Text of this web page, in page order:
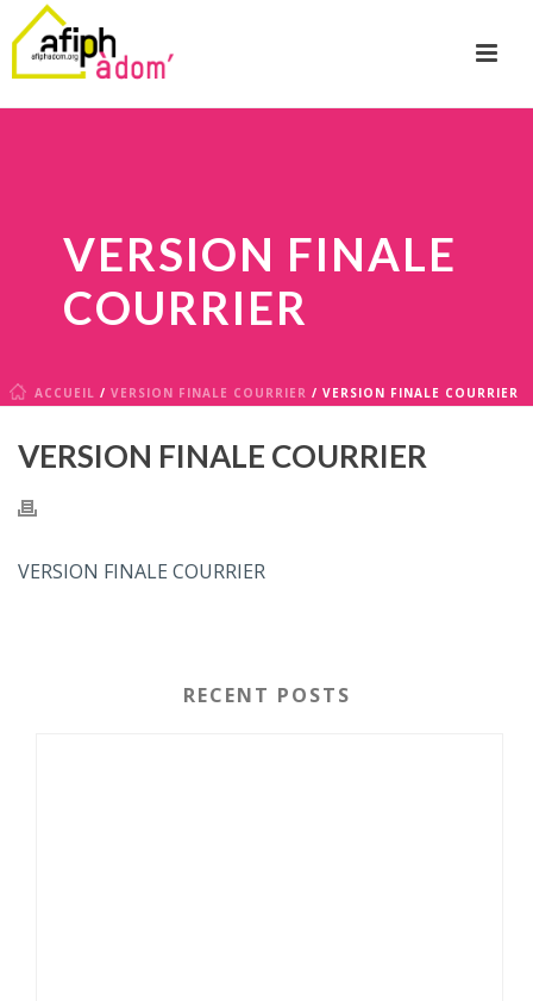
VERSION FINALE
COURRIER
ACCUEIL / VERSION FINALE COURRIER / VERSION FINALE COURRIER
VERSION FINALE COURRIER
VERSION FINALE COURRIER
RECENT POSTS